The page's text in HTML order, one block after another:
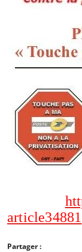
article34881
Partager :